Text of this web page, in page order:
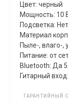
Цвет: черный
Мощность: 10
Подсветка: Нет
Материал
Пыле-, влаго-,
Питание: от
Bluetooth: Да
Гитарный
ГАРАНТИЙНЫЙ